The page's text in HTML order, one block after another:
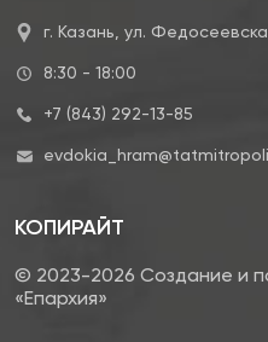
г. Казань, ул.
8:30 - 18:00
+7 (843) 292-13-85
КОПИРАЙТ
© 2023-2026 Создание и
«Епархия»